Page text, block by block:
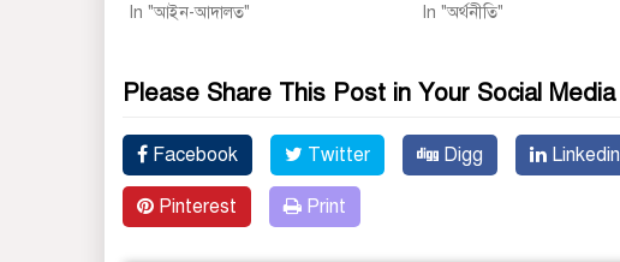
In "আইন-আদালত"
In "অর্থনীতি"
Please Share This Post in Your Social Media
Facebook Twitter Digg Linkedin
Pinterest Print